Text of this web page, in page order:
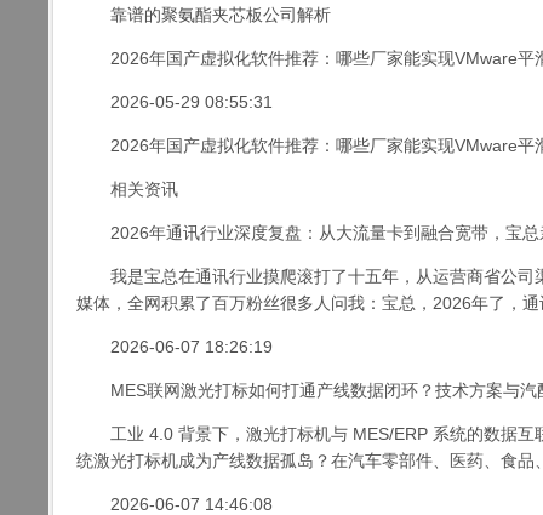
靠谱的聚氨酯夹芯板公司解析
2026年国产虚拟化软件推荐：哪些厂家能实现VMware平
2026-05-29 08:55:31
2026年国产虚拟化软件推荐：哪些厂家能实现VMware平
相关资讯
2026年通讯行业深度复盘：从大流量卡到融合宽带，宝总
我是宝总在通讯行业摸爬滚打了十五年，从运营商省公司
媒体，全网积累了百万粉丝很多人问我：宝总，2026年了，
2026-06-07 18:26:19
MES联网激光打标如何打通产线数据闭环？技术方案与汽
工业 4.0 背景下，激光打标机与 MES/ERP 系统的数据互
统激光打标机成为产线数据孤岛？在汽车零部件、医药、食品
2026-06-07 14:46:08